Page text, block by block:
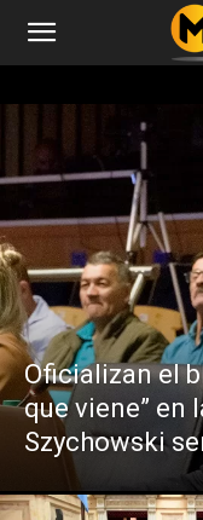
Oficializan el
que viene” en
Szychowski